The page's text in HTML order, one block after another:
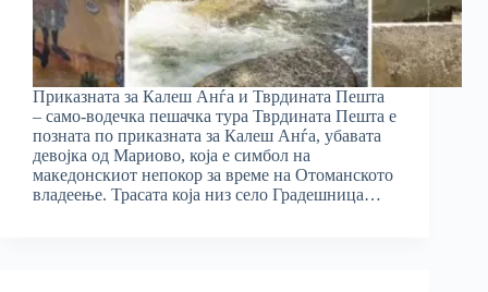
Приказната за Калеш Анѓа и Тврдината Пешта
– само-водечка пешачка тура Тврдината Пешта е
позната по приказната за Калеш Анѓа, убавата
девојка од Мариово, која е симбол на
македонскиот непокор за време на Отоманското
владеење. Трасата која низ село Градешница…